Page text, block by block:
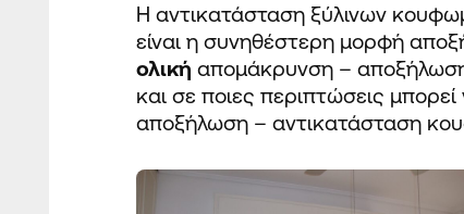
Η αντικατάσταση ξύλινων
είναι η συνηθέστερη μορφή
ολική απομάκρυνση –
και σε ποιες περιπτώσεις
αποξήλωση – αντικατάσταση